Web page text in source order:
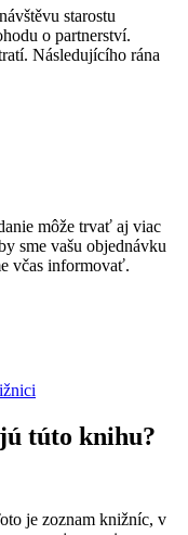
starostu
o partnerství.
Následujícího rána
môže trvať aj viac
sme vašu objednávku
včas informovať.
túto knihu?
je zoznam knižníc, v